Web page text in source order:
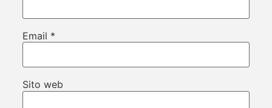
Email *
Sito web